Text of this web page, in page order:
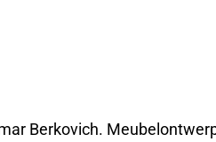
Berkovich.